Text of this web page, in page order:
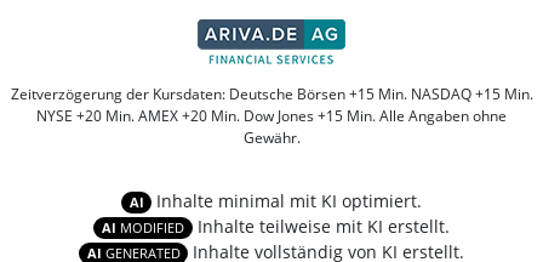
Zeitverzögerung der Kursdaten: Deutsche Börsen +15 Min. NASDAQ +15 Min.
NYSE +20 Min. AMEX +20 Min. Dow Jones +15 Min. Alle Angaben ohne
Gewähr.
AI Inhalte minimal mit KI optimiert.
AI MODIFIED Inhalte teilweise mit KI erstellt.
AI GENERATED Inhalte vollständig von KI erstellt.